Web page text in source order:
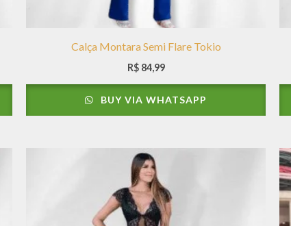
Calça Montara Semi Flare Tokio
R$84,99
BUY VIA WHATSAPP